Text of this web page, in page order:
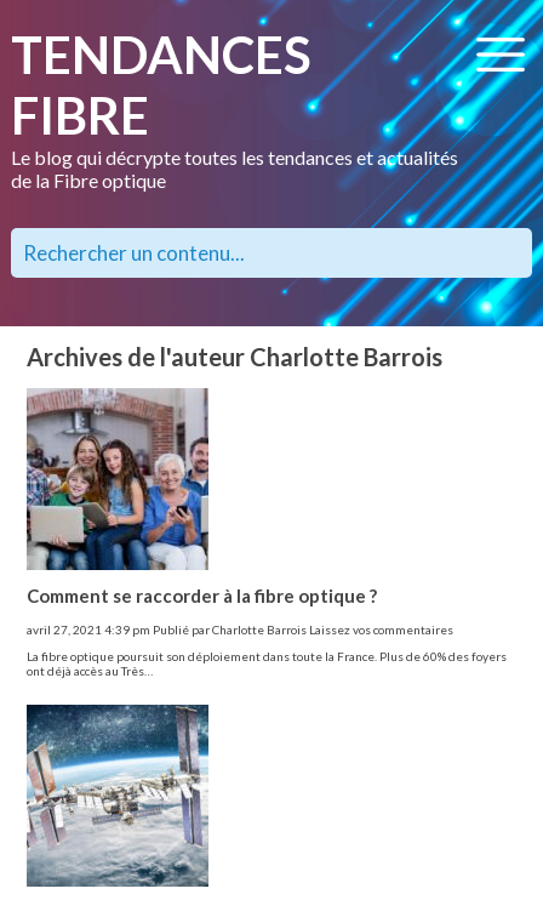
TENDANCES
FIBRE
Le blog qui décrypte toutes les tendances et actualités
de la Fibre optique
Archives de l'auteur Charlotte Barrois
Comment se raccorder à la fibre optique ?
avril 27, 2021 4:39 pm Publié parCharlotte Barrois Laissez vos commentaires
La fibre optique poursuit son déploiement dans toute la France. Plus de 60% des foyers
ont déjà accès au Très…